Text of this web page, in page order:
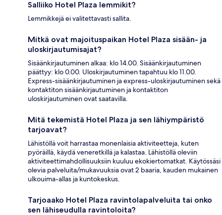
Salliiko Hotel Plaza lemmikit?
Lemmikkejä ei valitettavasti sallita.
Mitkä ovat majoituspaikan Hotel Plaza sisään- ja
uloskirjautumisajat?
Sisäänkirjautuminen alkaa: klo 14.00. Sisäänkirjautuminen
päättyy: klo 0.00. Uloskirjautuminen tapahtuu klo 11.00.
Express-sisäänkirjautuminen ja express-uloskirjautuminen sekä
kontaktiton sisäänkirjautuminen ja kontaktiton
uloskirjautuminen ovat saatavilla.
Mitä tekemistä Hotel Plaza ja sen lähiympäristö
tarjoavat?
Lähistöllä voit harrastaa monenlaisia aktiviteetteja, kuten
pyöräillä, käydä veneretkillä ja kalastaa. Lähistöllä oleviin
aktiviteettimahdollisuuksiin kuuluu ekokiertomatkat. Käytössäsi
olevia palveluita/mukavuuksia ovat 2 baaria, kauden mukainen
ulkouima-allas ja kuntokeskus.
Tarjoaako Hotel Plaza ravintolapalveluita tai onko
sen lähiseudulla ravintoloita?